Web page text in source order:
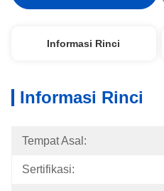
Informasi Rinci
Informasi Rinci
Tempat Asal:
Sertifikasi: